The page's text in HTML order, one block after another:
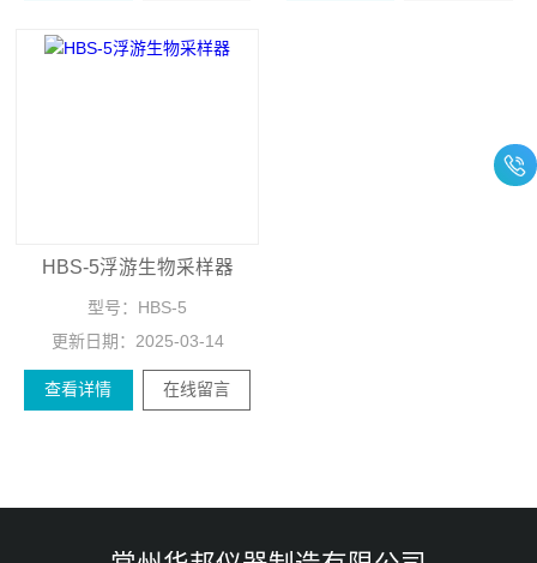
HBS-5浮游生物采样器
型号： HBS-5
更新日期： 2025-03-14
查看详情 在线留言